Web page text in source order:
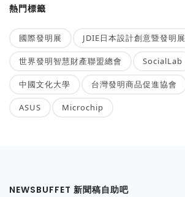
熱門標籤
國際發明展 JDIE日本設計創意暨發明展
世界發明智慧財產聯盟總會 SocialLab
中國文化大學 台灣發明商品促進協會
ASUS Microchip
NEWSBUFFET 新聞稿自助吧